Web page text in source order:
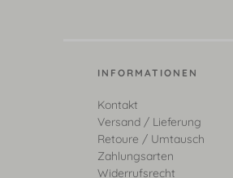
INFORMATIONEN
Kontakt
Versand / Lieferung
Retoure / Umtausch
Zahlungsarten
Widerrufsrecht